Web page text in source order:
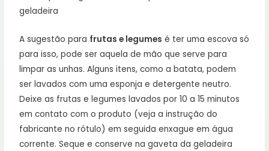
geladeira
A sugestão para frutas e legumes é ter uma escova só
para isso, pode ser aquela de mão que serve para
limpar as unhas. Alguns itens, como a batata, podem
ser lavados com uma esponja e detergente neutro.
Deixe as frutas e legumes lavados por 10 a 15 minutos
em contato com o produto (veja a instrução do
fabricante no rótulo) em seguida enxague em água
corrente. Seque e conserve na gaveta da geladeira